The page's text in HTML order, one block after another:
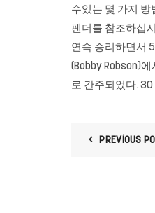
수있는 몇 가지 방
펜더를 참조하십
연속 승리하면서
(Bobby Robson)
로 간주되었다.
PREVIOUS